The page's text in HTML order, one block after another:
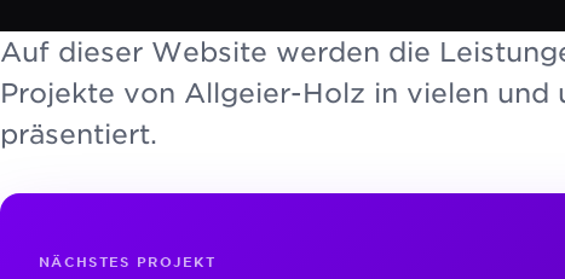
Auf dieser Website werden die
Projekte von Allgeier-Holz in vielen und
präsentiert.
NÄCHSTES PROJEKT